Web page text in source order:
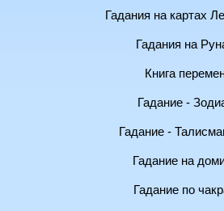
Гадания на картах
Гадания на
Книга
Гадание -
Гадание -
Гадание на
Гадание по